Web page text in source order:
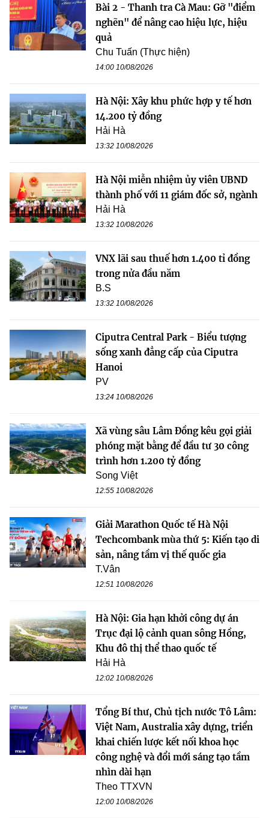
Bài 2 - Thanh tra Cà Mau: Gỡ "điểm
nghẽn" để nâng cao hiệu lực, hiệu
quả
Chu Tuấn (Thực hiện)
14:00 10/08/2026
Hà Nội: Xây khu phức hợp y tế hơn
14.200 tỷ đồng
Hải Hà
13:32 10/08/2026
Hà Nội miễn nhiệm ủy viên UBND
thành phố với 11 giám đốc sở, ngành
Hải Hà
13:32 10/08/2026
VNX lãi sau thuế hơn 1.400 tỉ đồng
trong nửa đầu năm
B.S
13:32 10/08/2026
Ciputra Central Park - Biểu tượng
sống xanh đẳng cấp của Ciputra
Hanoi
PV
13:24 10/08/2026
Xã vùng sâu Lâm Đồng kêu gọi giải
phóng mặt bằng để đầu tư 30 công
trình hơn 1.200 tỷ đồng
Song Việt
12:55 10/08/2026
Giải Marathon Quốc tế Hà Nội
Techcombank mùa thứ 5: Kiến tạo di
sản, nâng tầm vị thế quốc gia
T.Vân
12:51 10/08/2026
Hà Nội: Gia hạn khởi công dự án
Trục đại lộ cảnh quan sông Hồng,
Khu đô thị thể thao quốc tế
Hải Hà
12:02 10/08/2026
Tổng Bí thư, Chủ tịch nước Tô Lâm:
Việt Nam, Australia xây dựng, triển
khai chiến lược kết nối khoa học
công nghệ và đổi mới sáng tạo tầm
nhìn dài hạn
Theo TTXVN
12:00 10/08/2026